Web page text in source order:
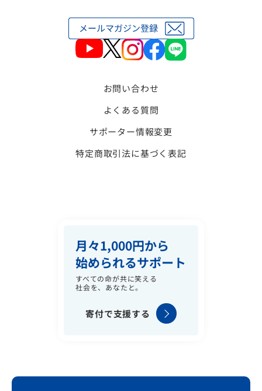
お問い合わせ
よくある質問
サポーター情報変更
特定商取引法に基づく表記
月々1,000円から
始められるサポート
すべての命が共に笑える
社会を、あなたと。
寄付で支援する